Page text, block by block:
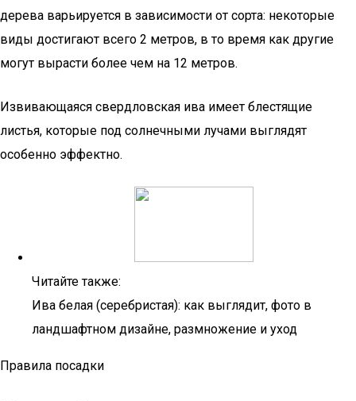
дерева варьируется в зависимости от сорта: некоторые
виды достигают всего 2 метров, в то время как другие
могут вырасти более чем на 12 метров.
Извивающаяся свердловская ива имеет блестящие
листья, которые под солнечными лучами выглядят
особенно эффектно.
Читайте также:
Ива белая (серебристая): как выглядит, фото в
ландшафтном дизайне, размножение и уход
Правила посадки